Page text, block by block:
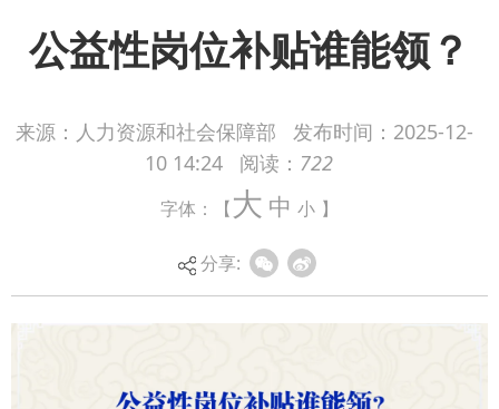
公益性岗位补贴谁能领？
来源：人力资源和社会保障部 发布时间： 2025-12-
10 14:24
阅读： 722
字体：【大 中 小 】
分享: